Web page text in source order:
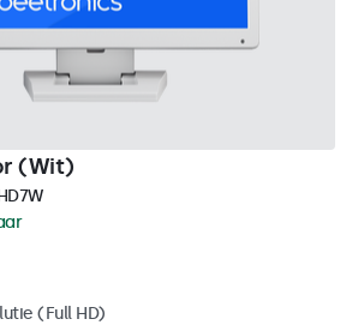
(Wit)
(Full HD)